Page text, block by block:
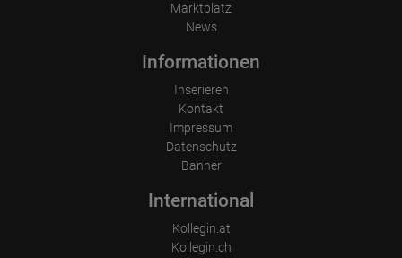
Marktplatz
News
Informationen
Inserieren
Kontakt
Impressum
Datenschutz
Banner
International
Kollegin.at
Kollegin.ch